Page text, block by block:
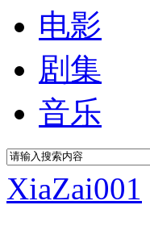
电影
剧集
音乐
XiaZai001